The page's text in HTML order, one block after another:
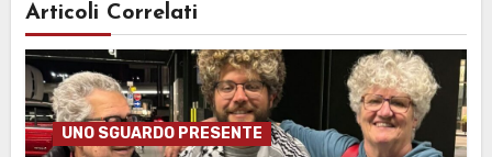
Articoli Correlati
UNO SGUARDO PRESENTE